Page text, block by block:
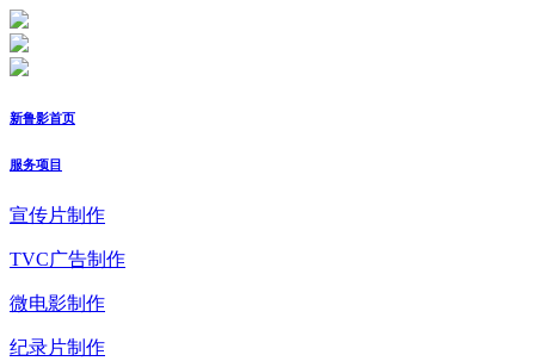
新鲁影首页
服务项目
宣传片制作
TVC广告制作
微电影制作
纪录片制作